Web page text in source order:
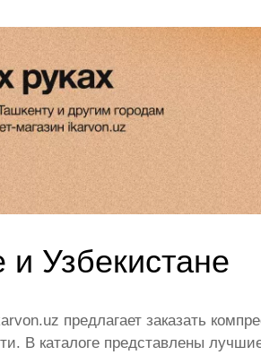
Узбекистане
предлагает заказать
В каталоге представлены